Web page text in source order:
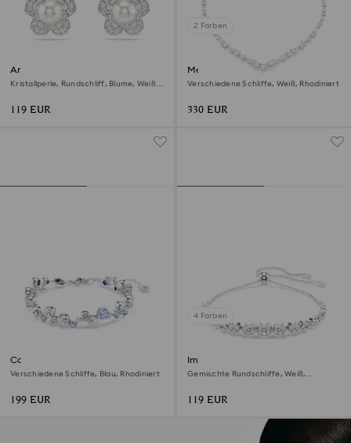
Ariana Grande x Swarovski
Ohrstecker
Kristallperle, Rundschliff, Blume, Weiß,
119 EUR
2 Farben
Mesmera Halskette
Verschiedene Schliffe, Weiß, Rhodiniert
330 EUR
Constella Armband
Verschiedene Schliffe, Blau, Rhodiniert
199 EUR
4 Farben
Imber Armband
Gemischte Rundschliffe, Weiß,
119 EUR